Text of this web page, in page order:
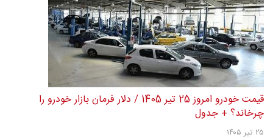
قیمت خودرو امروز 25 تیر 1405 / دلار فرمان بازار خودرو را
چرخاند؟ + جدول
۲۵ تیر ۱۴۰۵